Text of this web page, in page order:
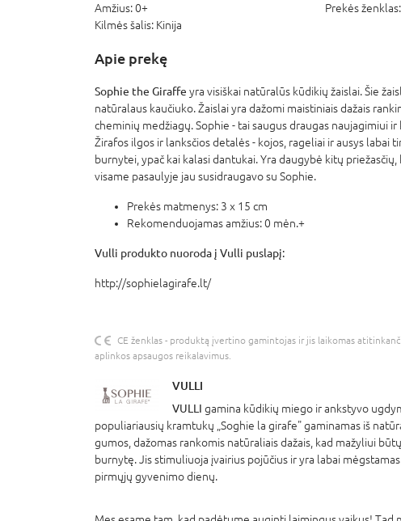
Amžius:0+ Prekės ženklas:
Kilmės šalis: Kinija
Apie prekę
Sophie the Giraffe yra visiškai natūralūs kūdikių žaislai. Šie
natūralaus kaučiuko. Žaislai yra dažomi maistiniais dažais
cheminių medžiagų. Sophie - tai saugus draugas naujagimiui ir
Žirafos ilgos ir lanksčios detalės - kojos, rageliai ir ausys labai
burnytei, ypač kai kalasi dantukai. Yra daugybė kitų
visame pasaulyje jau susidraugavo su Sophie.
Prekės matmenys: 3 x 15 cm
Rekomenduojamas amžius: 0 mėn.+
Vulli produkto nuoroda į Vulli puslapį:
http://sophielagirafe.lt/
CE ženklas - produktą įvertino gamintojas ir jis laikomas
aplinkos apsaugos reikalavimus.
VULLI
VULLI gamina kūdikių miego ir ankstyvo
populiariausių kramtukų „Soghie la girafe" gaminamas iš
gumos, dažomas rankomis natūraliais dažais, kad mažyliui
burnytę. Jis stimuliuoja įvairius pojūčius ir yra labai
pirmųjų gyvenimo dienų.